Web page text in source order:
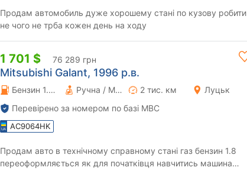
Продам автомобиль дуже хорошему стані по кузову робити
не чого не трба кожен день на ходу
1 701 $ 76 289 грн
Mitsubishi Galant, 1996 р.в.
Бензин 1.8 л. Ручна / Механіка 2 тис. км
Луцьк
Перевірено за номером по базі МВС
AC9064HK
Продам авто в технічному справному стані газ бензин 1.8
переоформляється як для початківця навчитись машина